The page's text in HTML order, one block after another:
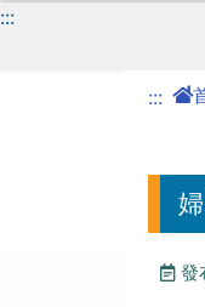
:::
:::
發